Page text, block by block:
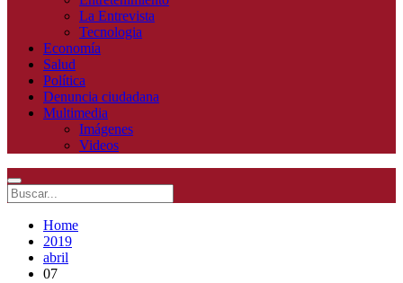
La Entrevista
Tecnologia
Economía
Salud
Política
Denuncia ciudadana
Multimedia
Imágenes
Videos
Home
2019
abril
07